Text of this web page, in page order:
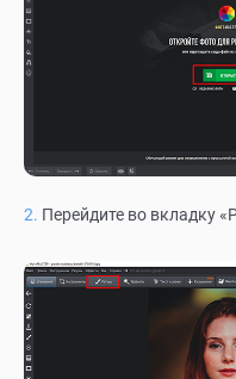
Перейдите во вкладку